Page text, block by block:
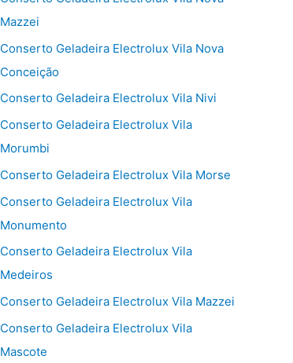
Mazzei
Conserto Geladeira Electrolux Vila Nova
Conceição
Conserto Geladeira Electrolux Vila Nivi
Conserto Geladeira Electrolux Vila
Morumbi
Conserto Geladeira Electrolux Vila Morse
Conserto Geladeira Electrolux Vila
Monumento
Conserto Geladeira Electrolux Vila
Medeiros
Conserto Geladeira Electrolux Vila Mazzei
Conserto Geladeira Electrolux Vila
Mascote